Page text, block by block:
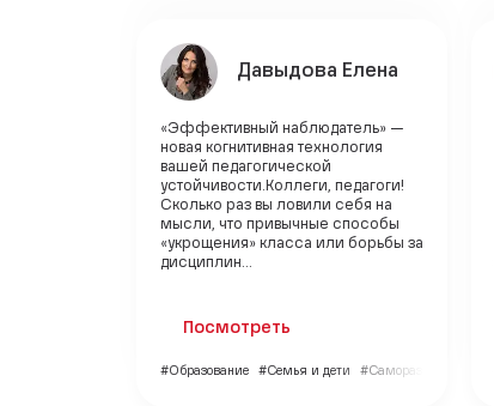
Давыдова Елена
«Эффективный наблюдатель» —
новая когнитивная технология
вашей педагогической
устойчивости.Коллеги, педагоги!
Сколько раз вы ловили себя на
мысли, что привычные способы
«укрощения» класса или борьбы за
дисциплин...
Посмотреть
#Образование #Семья и дети #Саморазвитие